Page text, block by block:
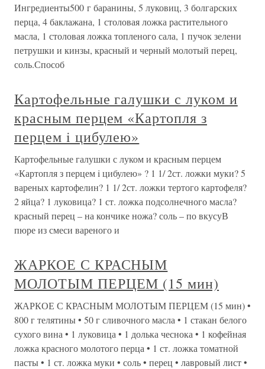
Ингредиенты500 г баранины, 5 луковиц, 3 болгарских
перца, 4 баклажана, 1 столовая ложка растительного
масла, 1 столовая ложка топленого сала, 1 пучок зелени
петрушки и кинзы, красный и черный молотый перец,
соль.Способ
Картофельные галушки с луком и
красным перцем «Картопля з
перцем i цибулею»
Картофельные галушки с луком и красным перцем
«Картопля з перцем i цибулею» ? 1 1/ 2ст. ложки муки? 5
вареных картофелин? 1 1/ 2ст. ложки тертого картофеля?
2 яйца? 1 луковица? 1 ст. ложка подсолнечного масла?
красный перец – на кончике ножа? соль – по вкусуВ
пюре из смеси вареного и
ЖАРКОЕ С КРАСНЫМ
МОЛОТЫМ ПЕРЦЕМ (15 мин)
ЖАРКОЕ С КРАСНЫМ МОЛОТЫМ ПЕРЦЕМ (15 мин) •
800 г телятины • 50 г сливочного масла • 1 стакан белого
сухого вина • 1 луковица • 1 долька чеснока • 1 кофейная
ложка красного молотого перца • 1 ст. ложка томатной
пасты • 1 ст. ложка муки • соль • перец • лавровый лист •